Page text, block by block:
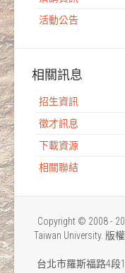
活動公告
相關訊息
招生資訊
徵才訊息
下載資源
相關聯結
Copyright © 2008 -
Taiwan University.
台北市羅斯福路4段1